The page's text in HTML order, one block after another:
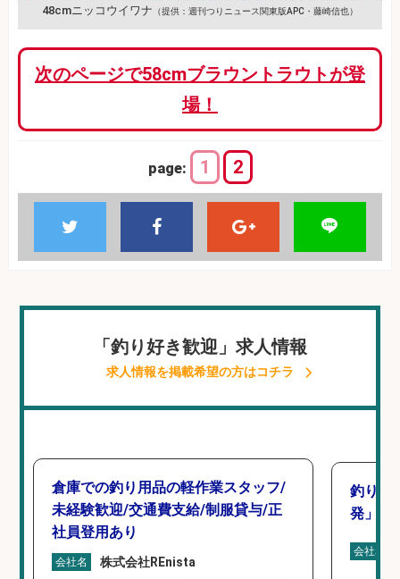
48cmニッコウイワナ （提供：週刊つりニュース関東版APC・藤崎信也）
次のページで58cmブラウントラウトが登
場！
page: 1 2
「釣り好き歓迎」求人情報
求人情報を掲載希望の方はコチラ
倉庫での釣り用品の軽作業スタッフ/
未経験歓迎/交通費支給/制服貸与/正
社員登用あり
会社名 株式会社REnista
釣り好
発」/
会社名